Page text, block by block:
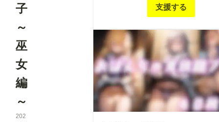
子
～
巫
女
編
～
202
situations four days a week for a month.
pants do you like? *Some images have
支援する